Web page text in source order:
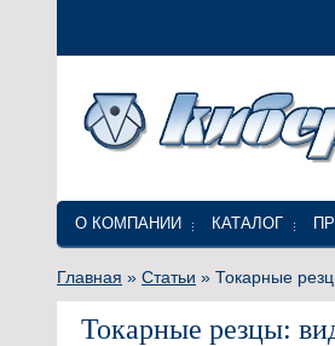
О КОМПАНИИ КАТАЛОГ
Главная » Статьи » Токарные
Токарные резцы: